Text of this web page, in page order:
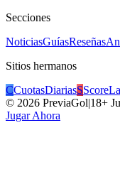
Secciones
NoticiasGuíasReseñas
Sitios hermanos
CCuotasDiariasS
© 2026 PreviaGol|18+
Jugar Ahora